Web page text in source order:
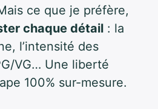
ce que je préfère,
chaque détail : la
l’intensité des
VG… Une liberté
100% sur-mesure.